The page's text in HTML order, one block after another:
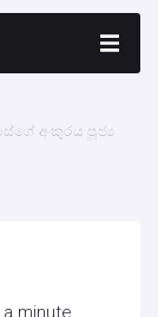
අංකුරය පූජ්‍ය
minute